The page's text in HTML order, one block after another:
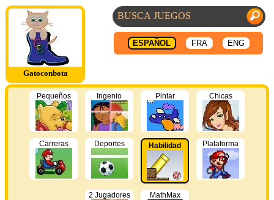
Gatoconbota
ESPAÑOL FRA ENG
Pequeños Ingenio Pintar Chicas
Carreras Deportes Habilidad Plataforma
2 Jugadores MathMax